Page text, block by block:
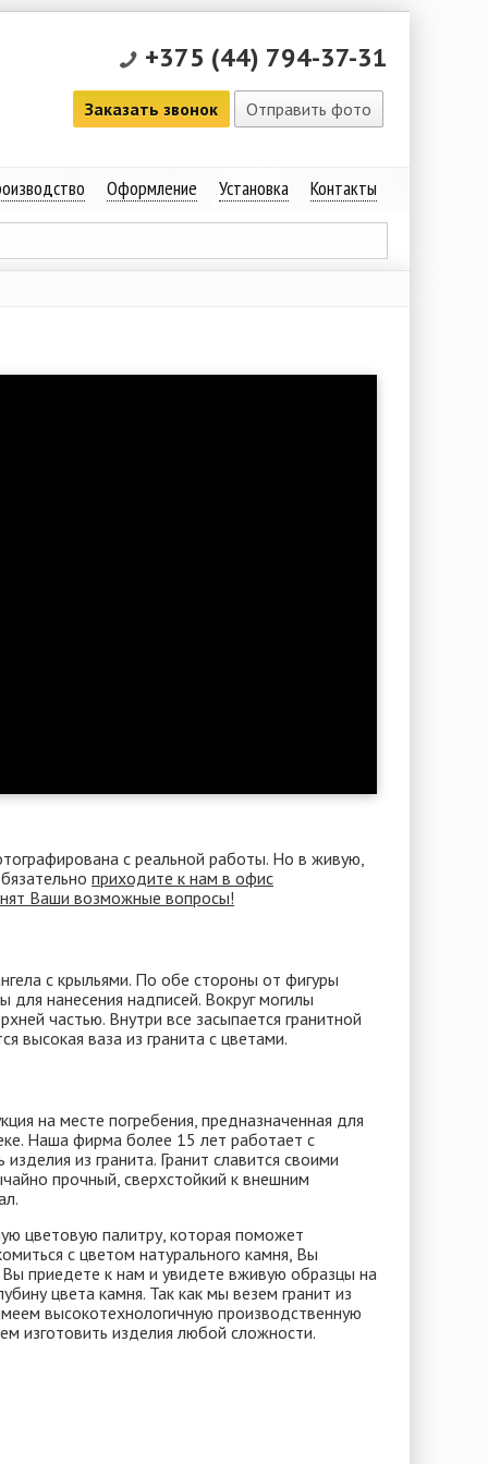
+375 (44) 794-37-31
Заказать звонок Отправить фото
Оформление Установка Контакты
с реальной работы. Но в живую,
приходите к нам в офис
Ваши возможные вопросы!
с крыльями. По обе стороны от фигуры
нанесения надписей. Вокруг могилы
частью. Внутри все засыпается гранитной
высокая ваза из гранита с цветами.
на месте погребения, предназначенная для
Наша фирма более 15 лет работает с
из гранита. Гранит славится своими
прочный, сверхстойкий к внешним
цветовую палитру, которая поможет
с цветом натурального камня, Вы
приедете к нам и увидете вживую образцы на
цвета камня. Так как мы везем гранит из
высокотехнологичную производственную
изготовить изделия любой сложности.